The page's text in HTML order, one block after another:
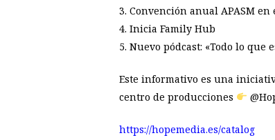
3. Convención anual APASM en
4. Inicia Family Hub
5. Nuevo pódcast: «Todo lo que
Este informativo es una
centro de producciones
https://hopemedia.es/catalog